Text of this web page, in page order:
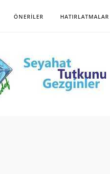
ÖNERILER HATIRLATMALAR